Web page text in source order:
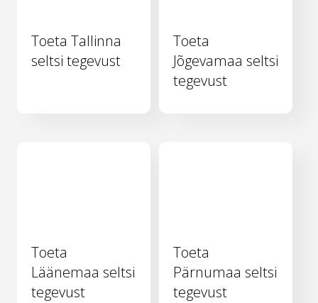
Toeta Tallinna
seltsi tegevust
Toeta
Jõgevamaa seltsi
tegevust
Toeta
Läänemaa seltsi
tegevust
Toeta
Pärnumaa seltsi
tegevust